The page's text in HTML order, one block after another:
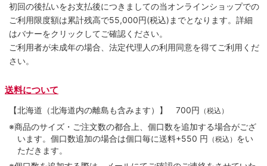
初回の後払いをお支払後につきましての当オンラインショップでの
ご利用限度額は累計残高で55,000円(税込)までとなります。詳細
はバナーをクリックしてご確認ください。
ご利用者が未成年の場合、法定代理人の利用同意を得てご利用くだ
さい。
送料について
【北海道（北海道内の離島も含みます）】 700円 （税込）
※商品のサイズ・ご注文数の都合上、個口数を追加する場合がござ
います。個口数追加の場合は個口毎に送料+550 円 （税込） をい
ただきます。